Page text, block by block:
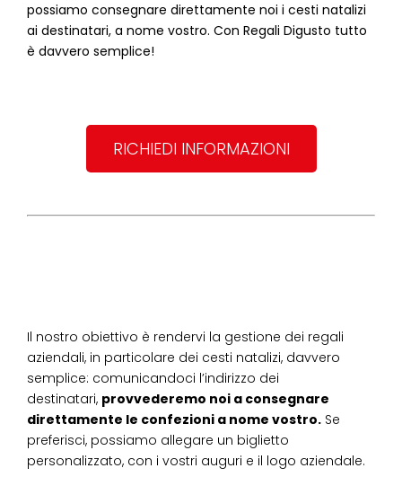
possiamo consegnare direttamente noi i cesti natalizi
ai destinatari, a nome vostro. Con Regali Digusto tutto
è davvero semplice!
RICHIEDI INFORMAZIONI
Il nostro obiettivo è rendervi la gestione dei regali
aziendali, in particolare dei cesti natalizi, davvero
semplice: comunicandoci l’indirizzo dei
destinatari, provvederemo noi a consegnare
direttamente le confezioni a nome vostro. Se
preferisci, possiamo allegare un biglietto
personalizzato, con i vostri auguri e il logo aziendale.